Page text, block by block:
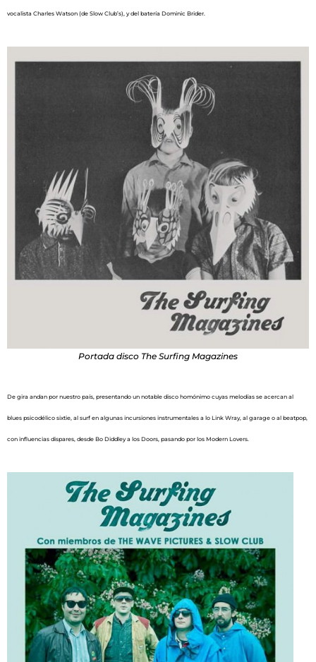
vocalista Charles Watson (de Slow Club’s), y del batería Dominic Brider.
Portada disco The Surfing Magazines
De gira andan por nuestro país, presentando un notable disco homónimo cuyas melodías se acercan al
blues psicodélico sixtie, al surf en algunas incursiones instrumentales a lo Link Wray, al garage o al beatpop,
con influencias dispares, desde Bo Diddley a los Doors, pasando por los Modern Lovers.